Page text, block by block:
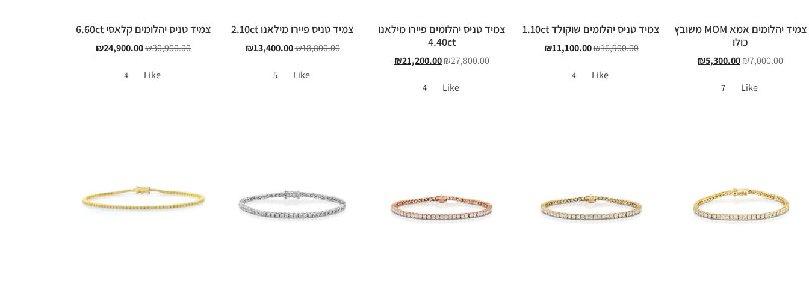
צמיד יהלומים אמא MOM משובץ
כולו
₪7,000.00
₪5,300.00
Like
7
צמיד טניס יהלומים שוקולד 1.10ct
₪16,900.00
₪11,100.00
Like
4
צמיד טניס יהלומים פיירו מילאנו
4.40ct
₪27,800.00
₪21,200.00
Like
4
צמיד טניס פיירו מילאנו 2.10ct
₪18,800.00
₪13,400.00
Like
5
צמיד טניס יהלומים קלאסי 6.60ct
₪30,900.00
₪24,900.00
Like
4